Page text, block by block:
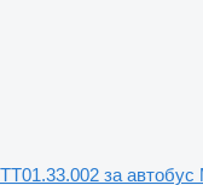
TT01.33.002 за